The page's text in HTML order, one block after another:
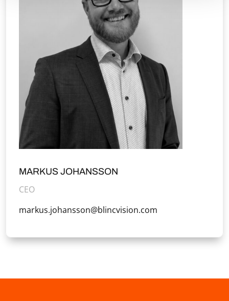
MARKUS JOHANSSON
CEO
markus.johansson@blincvision.com